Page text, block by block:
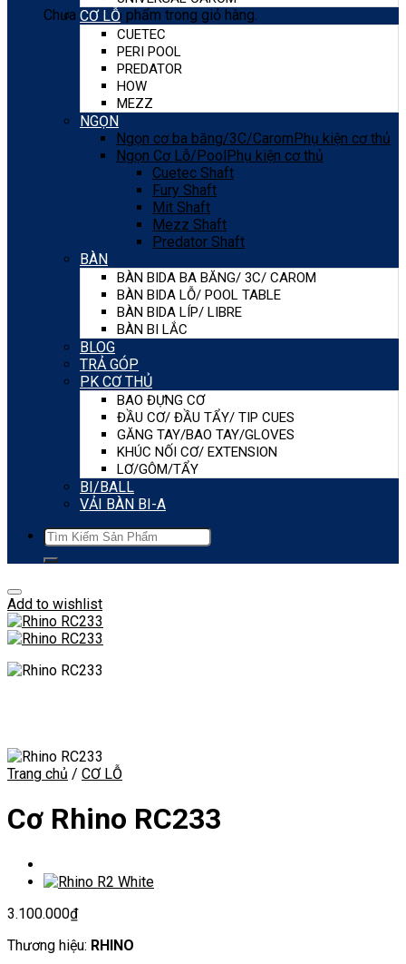
Chưa có sản phẩm trong giỏ hàng.
CƠ LỖ
CUETEC
PERI POOL
PREDATOR
HOW
MEZZ
NGỌN
Ngọn cơ ba băng/3C/CaromPhụ kiện cơ thủ
Ngọn Cơ Lỗ/PoolPhụ kiện cơ thủ
Cuetec Shaft
Fury Shaft
Mit Shaft
Mezz Shaft
Predator Shaft
BÀN
BÀN BIDA BA BĂNG/ 3C/ CAROM
BÀN BIDA LỖ/ POOL TABLE
BÀN BIDA LÍP/ LIBRE
BÀN BI LẮC
BLOG
TRẢ GÓP
PK CƠ THỦ
BAO ĐỰNG CƠ
ĐẦU CƠ/ ĐẦU TẨY/ TIP CUES
GĂNG TAY/BAO TAY/GLOVES
KHÚC NỐI CƠ/ EXTENSION
LƠ/GÔM/TẨY
BI/BALL
VẢI BÀN BI-A
Tìm
kiếm:
Add to wishlist
Trang chủ / CƠ LỖ
Cơ Rhino RC233
3.100.000₫
Thương hiệu: RHINO